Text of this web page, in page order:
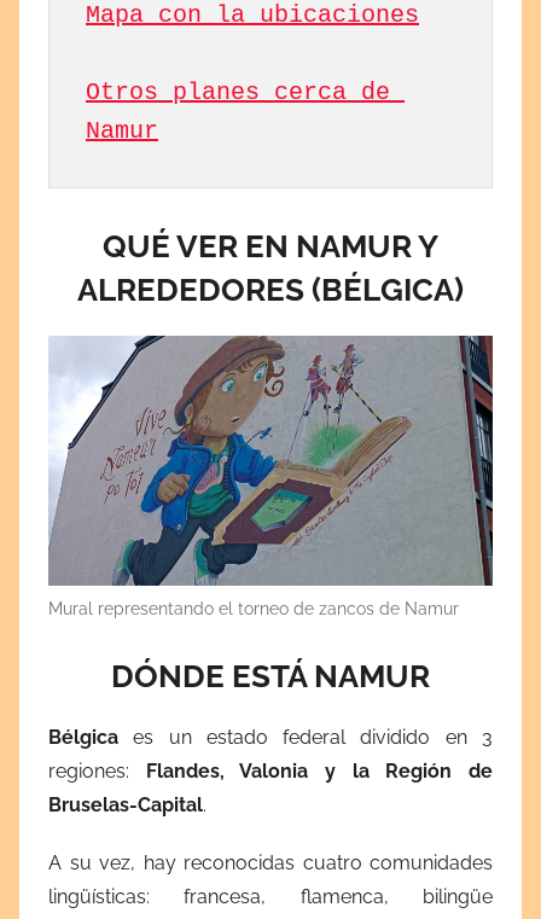
Mapa con la ubicaciones
Otros planes cerca de
Namur
QUÉ VER EN NAMUR Y
ALREDEDORES (BÉLGICA)
Mural representando el torneo de zancos de Namur
DÓNDE ESTÁ NAMUR
Bélgica es un estado federal dividido en 3
regiones:
Flandes, Valonia y la Región de
Bruselas-Capital.
A su vez, hay reconocidas cuatro comunidades
lingüísticas: francesa, flamenca, bilingüe